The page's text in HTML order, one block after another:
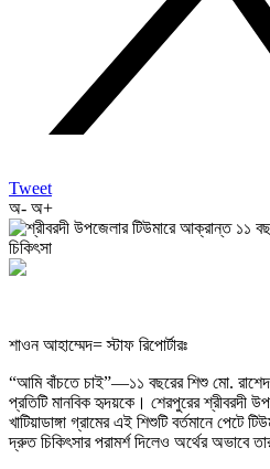
Tweet
অ- অ+
শাওন আহাম্মেদ= স্টাফ রিপোর্টারঃ
“আমি বাঁচতে চাই”—১১ বছরের শিশু মো.
প্রতিটি মানবিক হৃদয়কে। শেরপুরের শ্রীবরদী
খাটিয়াডাঙ্গা গ্রামের এই শিশুটি বর্তমানে
দ্রুত চিকিৎসার পরামর্শ দিলেও অর্থের অভাবে